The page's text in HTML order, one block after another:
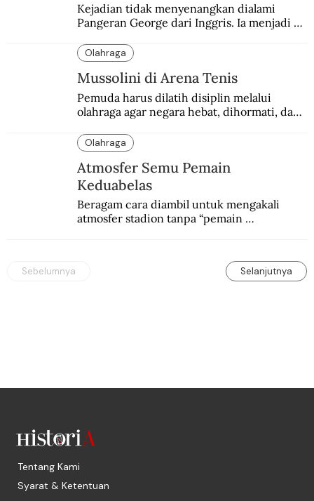
Kejadian tidak menyenangkan dialami
Pangeran George dari Inggris. Ia menjadi
Buenos Aires, Argentina.
Olahraga
Mussolini di Arena Tenis
Pemuda harus dilatih disiplin melalui
olahraga agar negara hebat, dihormati, dan
Olahraga
Atmosfer Semu Pemain
Keduabelas
Beragam cara diambil untuk mengakali
atmosfer stadion tanpa “pemain
Sebelumnya Selanjutnya
Tentang Kami
Syarat & Ketentuan